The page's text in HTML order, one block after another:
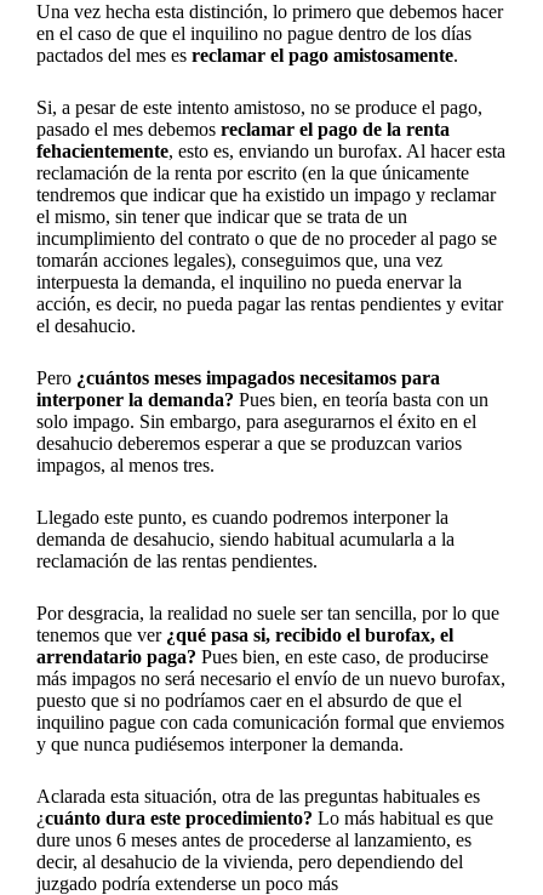
Una vez hecha esta distinción, lo primero que debemos hacer
en el caso de que el inquilino no pague dentro de los días
pactados del mes es reclamar el pago amistosamente.
Si, a pesar de este intento amistoso, no se produce el pago,
pasado el mes debemos reclamar el pago de la renta
fehacientemente, esto es, enviando un burofax. Al hacer esta
reclamación de la renta por escrito (en la que únicamente
tendremos que indicar que ha existido un impago y reclamar
el mismo, sin tener que indicar que se trata de un
incumplimiento del contrato o que de no proceder al pago se
tomarán acciones legales), conseguimos que, una vez
interpuesta la demanda, el inquilino no pueda enervar la
acción, es decir, no pueda pagar las rentas pendientes y evitar
el desahucio.
Pero ¿cuántos meses impagados necesitamos para
interponer la demanda? Pues bien, en teoría basta con un
solo impago. Sin embargo, para asegurarnos el éxito en el
desahucio deberemos esperar a que se produzcan varios
impagos, al menos tres.
Llegado este punto, es cuando podremos interponer la
demanda de desahucio, siendo habitual acumularla a la
reclamación de las rentas pendientes.
Por desgracia, la realidad no suele ser tan sencilla, por lo que
tenemos que ver ¿qué pasa si, recibido el burofax, el
arrendatario paga? Pues bien, en este caso, de producirse
más impagos no será necesario el envío de un nuevo burofax,
puesto que si no podríamos caer en el absurdo de que el
inquilino pague con cada comunicación formal que enviemos
y que nunca pudiésemos interponer la demanda.
Aclarada esta situación, otra de las preguntas habituales es
¿cuánto dura este procedimiento? Lo más habitual es que
dure unos 6 meses antes de procederse al lanzamiento, es
decir, al desahucio de la vivienda, pero dependiendo del
juzgado podría extenderse un poco más